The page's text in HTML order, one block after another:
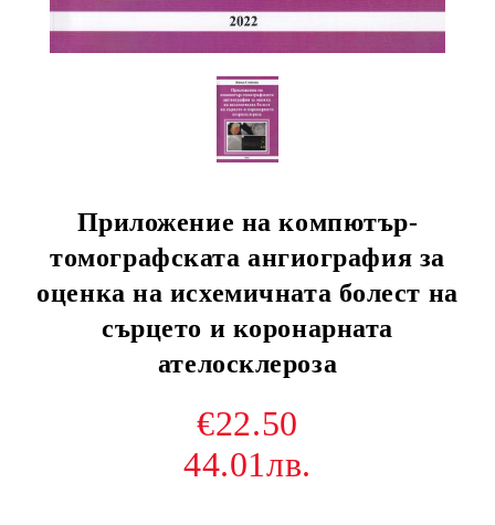
Приложение на компютър-
томографската ангиография за
оценка на исхемичната болест на
сърцето и коронарната
ателосклероза
€22.50
44.01лв.